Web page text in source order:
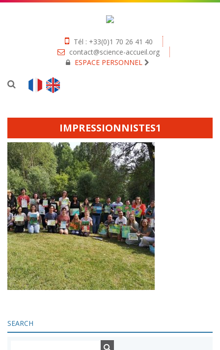
Tél : +33(0)1 70 26 41 40
contact@science-accueil.org
ESPACE PERSONNEL
IMPRESSIONNISTES1
SEARCH